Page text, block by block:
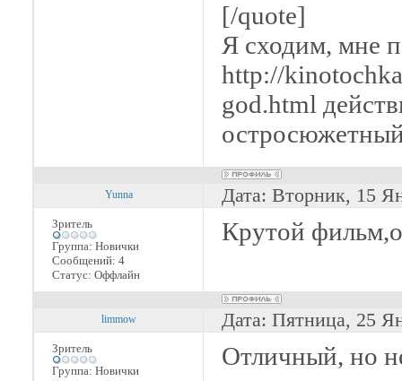
[/quote]
Я сходим, мне
http://
god.html
Yunna Дата: Вторник, 15
Зритель
Группа: Новички
Сообщений: 4
Статус: Оффлайн
Крутой
limmow Дата: Пятница, 25
Зритель
Группа: Новички
Отличный, но